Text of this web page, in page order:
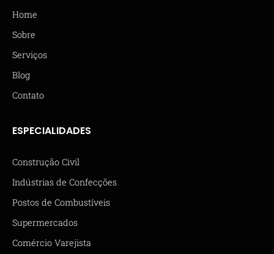
Home
Sobre
Serviços
Blog
Contato
ESPECIALIDADES
Construção Civil
Indústrias de Confecções
Postos de Combustíveis
Supermercados
Comércio Varejista